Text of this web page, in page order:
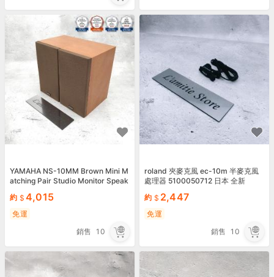
YAMAHA NS-10MM Brown Mini M
atching Pair Studio Monitor Speak
約 4,015
免運
銷售 10
roland 夾麥克風 ec-10m 半麥克風
處理器 5100050712 日本 全新
約
2,447
免運
銷售 10